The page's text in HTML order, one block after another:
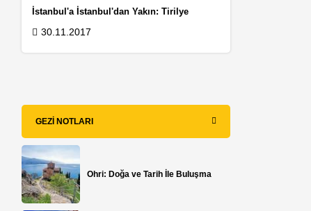
İstanbul'a İstanbul'dan Yakın: Tirilye
30.11.2017
GEZI NOTLARI
Ohri: Doğa ve Tarih İle Buluşma